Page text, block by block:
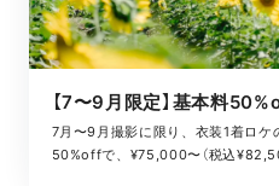
7月〜9月撮影に限り、衣装1着ロケ
50%offで、¥75,000〜（税込